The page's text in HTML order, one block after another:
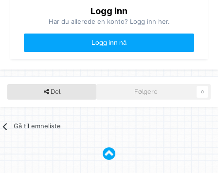
Logg inn
Har du allerede en konto? Logg inn her.
Logg inn nå
Del Følgere 0
Gå til emneliste